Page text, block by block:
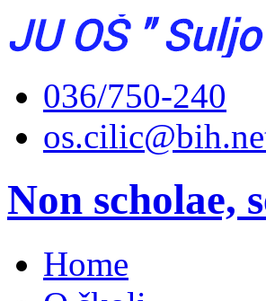
036/750-240
Non scholae,
Home